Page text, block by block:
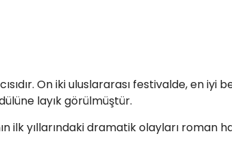
On iki uluslararası festivalde, en iyi
layık görülmüştür.
ilk yıllarındaki dramatik olayları roman